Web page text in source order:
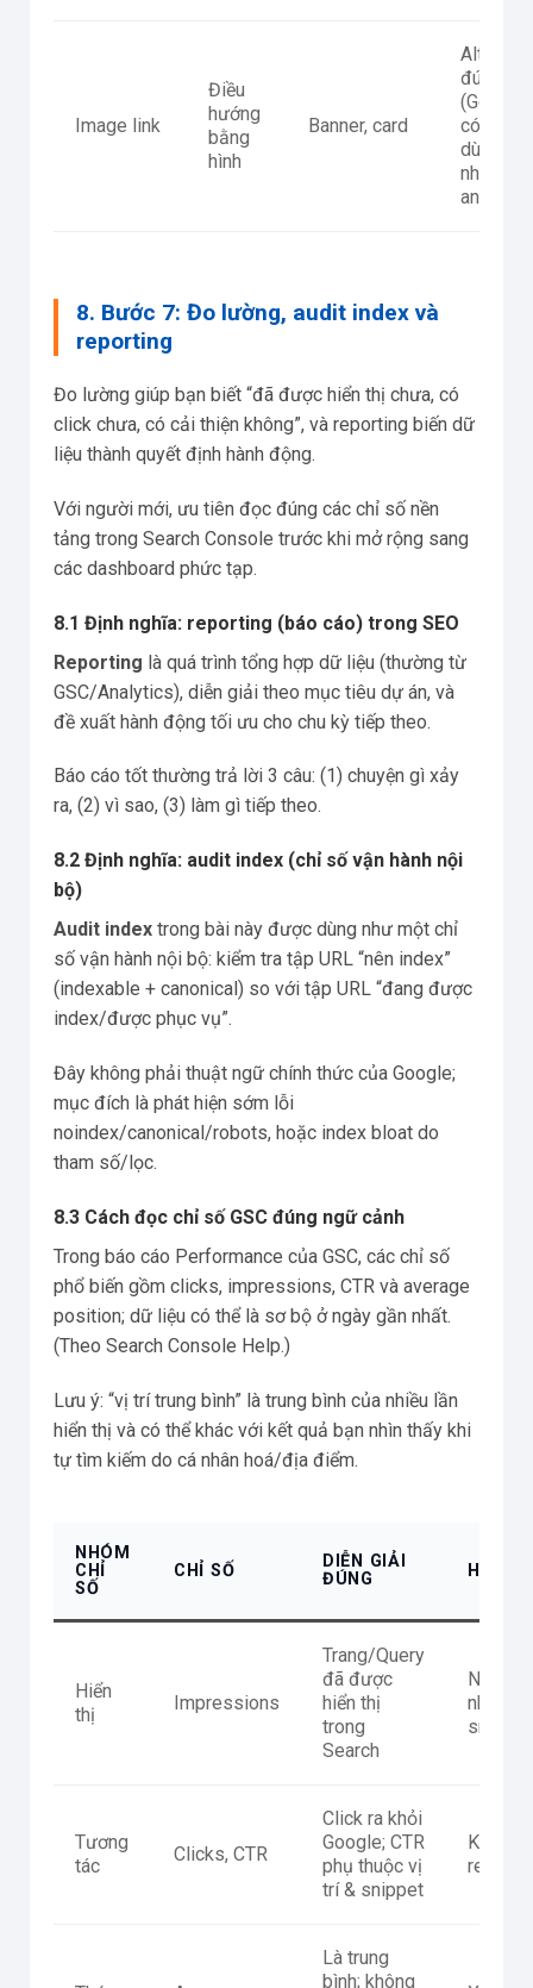
Image link
Điều
hướng
bằng
hình
Banner, card
Alt mô
đúng
(Google
có thể
dùng alt
như
anchor)
8. Bước 7: Đo lường, audit index và
reporting
Đo lường giúp bạn biết “đã được hiển thị chưa, có
click chưa, có cải thiện không”, và reporting biến dữ
liệu thành quyết định hành động.
Với người mới, ưu tiên đọc đúng các chỉ số nền
tảng trong Search Console trước khi mở rộng sang
các dashboard phức tạp.
8.1 Định nghĩa: reporting (báo cáo) trong SEO
Reporting là quá trình tổng hợp dữ liệu (thường từ
GSC/Analytics), diễn giải theo mục tiêu dự án, và
đề xuất hành động tối ưu cho chu kỳ tiếp theo.
Báo cáo tốt thường trả lời 3 câu: (1) chuyện gì xảy
ra, (2) vì sao, (3) làm gì tiếp theo.
8.2 Định nghĩa: audit index (chỉ số vận hành nội
bộ)
Audit index trong bài này được dùng như một chỉ
số vận hành nội bộ: kiểm tra tập URL “nên index”
(indexable + canonical) so với tập URL “đang được
index/được phục vụ”.
Đây không phải thuật ngữ chính thức của Google;
mục đích là phát hiện sớm lỗi
noindex/canonical/robots, hoặc index bloat do
tham số/lọc.
8.3 Cách đọc chỉ số GSC đúng ngữ cảnh
Trong báo cáo Performance của GSC, các chỉ số
phổ biến gồm clicks, impressions, CTR và average
position; dữ liệu có thể là sơ bộ ở ngày gần nhất.
(Theo Search Console Help.)
Lưu ý: “vị trí trung bình” là trung bình của nhiều lần
hiển thị và có thể khác với kết quả bạn nhìn thấy khi
tự tìm kiếm do cá nhân hoá/địa điểm.
NHÓM
CHỈ
SỐ
CHỈ SỐ
DIỄN GIẢI
ĐÚNG
HÀNH
Hiển
thị
Impressions
Trang/Query
đã được
hiển thị
trong
Search
Nếu
nhưng
Tương
tác
Clicks, CTR
Click ra khỏi
Google; CTR
phụ thuộc vị
trí & snippet
Kiểm
result
Là trung
bình; không